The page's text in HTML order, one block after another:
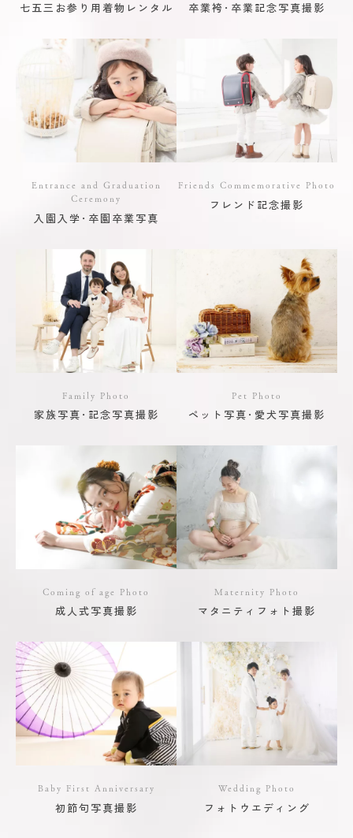
七五三お参り用着物レンタル 卒業袴･卒業記念写真撮影
Entrance and Graduation
Ceremony
入園入学･卒園卒業写真
Friends Commemorative Photo
フレンド記念撮影
Family Photo
家族写真･記念写真撮影
Pet Photo
ペット写真･愛犬写真撮影
Coming of age Photo
成人式写真撮影
Maternity Photo
マタニティフォト撮影
Baby First Anniversary
初節句写真撮影
Wedding Photo
フォトウエディング